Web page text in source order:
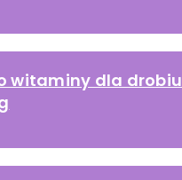
witaminy dla drobiu